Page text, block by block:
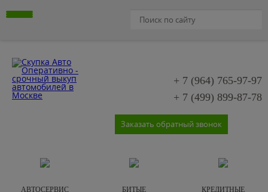
+ 7 (964) 765-97-97
+ 7 (499) 899-87-78
Заказать обратный звонок
АВТОСЕРВИС БИТЫЕ КРЕДИТНЫЕ